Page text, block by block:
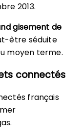
2013.
gisement de
être séduite
moyen terme.
connectés
français